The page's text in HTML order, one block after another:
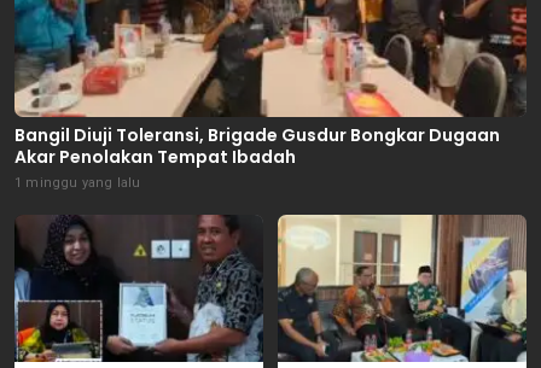
Bangil Diuji Toleransi, Brigade Gusdur Bongkar Dugaan
Akar Penolakan Tempat Ibadah
1 minggu yang lalu